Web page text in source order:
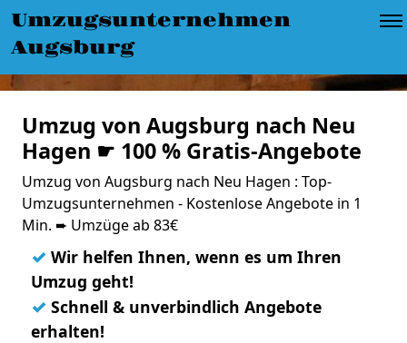
Umzugsunternehmen
Augsburg
Umzug von Augsburg nach Neu
Hagen ☛ 100 % Gratis-Angebote
Umzug von Augsburg nach Neu Hagen : Top-
Umzugsunternehmen - Kostenlose Angebote in 1
Min. ➨ Umzüge ab 83€
✓ Wir helfen Ihnen, wenn es um Ihren
Umzug geht!
✓ Schnell & unverbindlich Angebote
erhalten!